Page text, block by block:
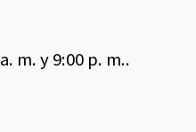
m. y 9:00 p. m..